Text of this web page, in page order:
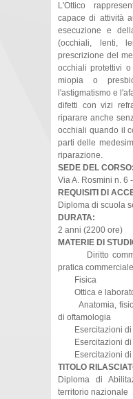
L'Ottico
capace di attività
esecuzione e
(occhiali, lenti,
prescrizione del
occhiali protettivi
miopia o
l'astigmatismo e
difetti con vizi
riparare anche
occhiali quando il
parti delle
riparazione.
SEDE DEL CORSO:
Via A. Rosmini n. 6
REQUISITI DI
Diploma di scuola
DURATA:
2 anni (2200 ore)
MATERIE DI
Diritto
pratica commerciale
Fisica
Ottica e
Anatomia,
di oftamologia
Esercitazioni di
Esercitazioni di
Esercitazioni di
TITOLO
Diploma di
territorio nazionale